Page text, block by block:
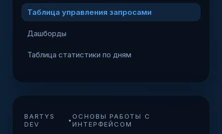
Таблица управления запросами
Дашборды
Таблица статистики по дням
BARTYS
DEV
• ОСНОВЫ РАБОТЫ С
ИНТЕРФЕЙСОМ